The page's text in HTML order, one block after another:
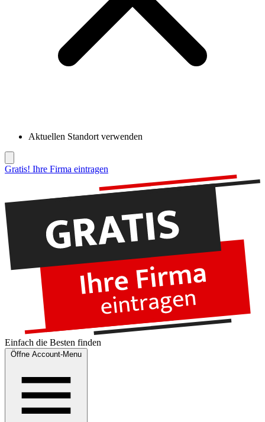
Aktuellen Standort verwenden
Gratis! Ihre Firma eintragen
Einfach die Besten finden
Öffne Account-Menu